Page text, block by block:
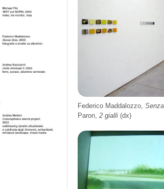
Federico Maddalozzo,
Paron, 2 gialli (dx)